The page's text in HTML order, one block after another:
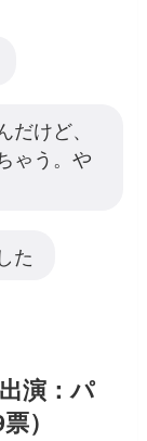
けど、
ゃう。や
た
演：パ
）